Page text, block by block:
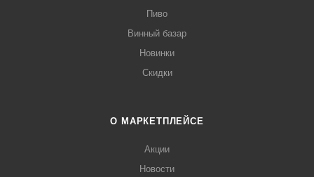
Пиво
Винный базар
Новинки
Скидки
О МАРКЕТПЛЕЙСЕ
Акции
Новости